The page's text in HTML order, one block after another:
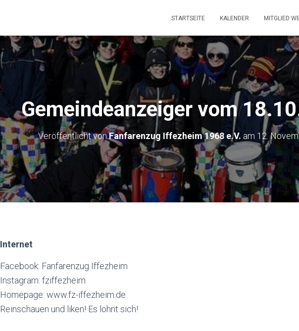
STARTSEITE KALENDER MITGLIED
Gemeindeanzeiger vom
Veröffentlicht vonFanfarenzug Iffezheim 1968 e.V. am 12.
Internet
Facebook: Fanfarenzug Iffezheim
Instagram: fziffezheim
Homepage: www.fz-iffezheim.de
Reinschauen und liken! Es lohnt sich!